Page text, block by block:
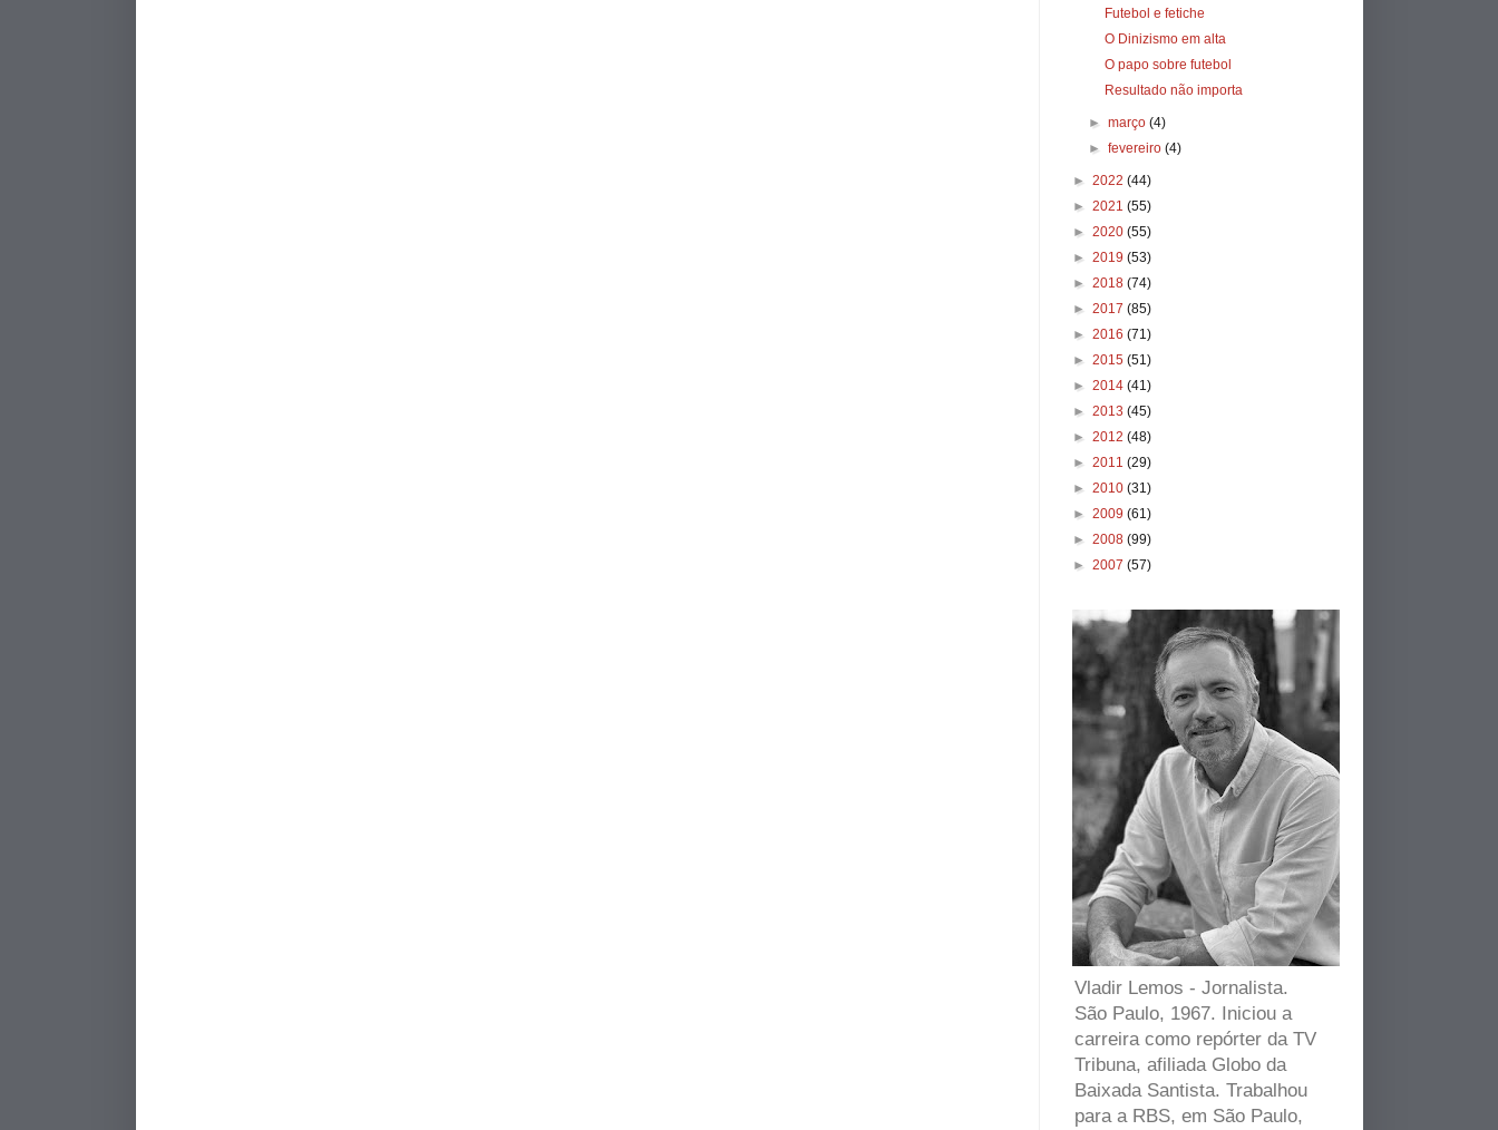
Futebol e fetiche
O Dinizismo em alta
O papo sobre futebol
Resultado não importa
► março (4)
► fevereiro (4)
► 2022 (44)
► 2021 (55)
► 2020 (55)
► 2019 (53)
► 2018 (74)
► 2017 (85)
► 2016 (71)
► 2015 (51)
► 2014 (41)
► 2013 (45)
► 2012 (48)
► 2011 (29)
► 2010 (31)
► 2009 (61)
► 2008 (99)
► 2007 (57)
Vladir Lemos - Jornalista.
São Paulo, 1967. Iniciou a
carreira como repórter da TV
Tribuna, afiliada Globo da
Baixada Santista. Trabalhou
para a RBS, em São Paulo,